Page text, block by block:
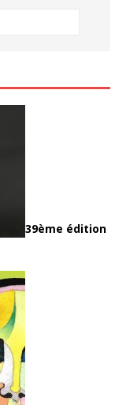
39ème édition